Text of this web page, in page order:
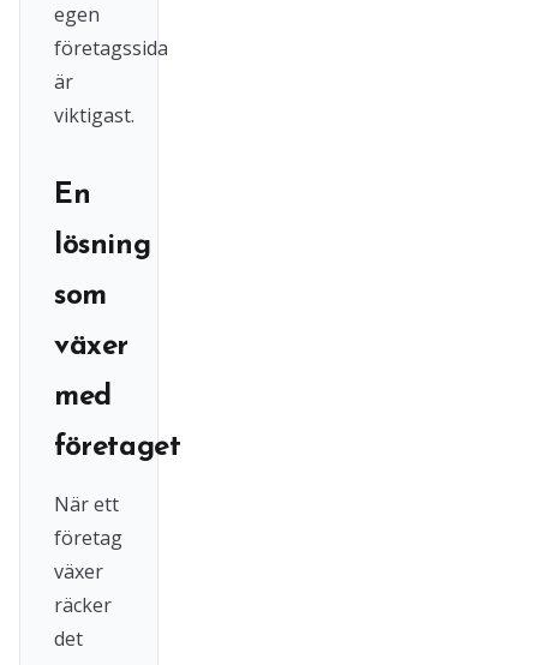
egen
företagssida
är
viktigast.
En
lösning
som
växer
med
företaget
När ett
företag
växer
räcker
det